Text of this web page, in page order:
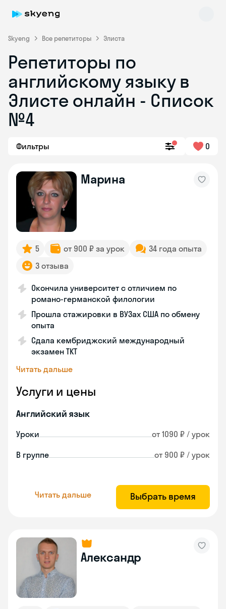
Skyeng Все репетиторы Элиста
Репетиторы по
английскому языку в
Элисте онлайн - Список
№4
Фильтры 0
Марина
5 от 900 ₽ за урок
34 года опыта
3 отзыва
Окончила университет с отличием по
романо-германской филологии
Прошла стажировки в ВУЗах США по обмену
опыта
Сдала кембриджский международный
экзамен TKT
Читать дальше
Услуги и цены
Английский язык
Уроки от 1090 ₽ / урок
В группе от 900 ₽ / урок
Читать дальше Выбрать время
Александр